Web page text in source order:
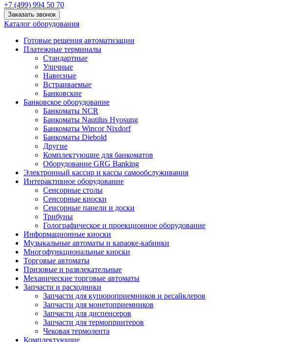
+7 (499) 994 50 70
Заказать звонок
Каталог оборудования
Готовые решения автоматизации
Платежные терминалы
Стандартные
Уличные
Навесные
Встраиваемые
Банковские
Банковское оборудование
Банкоматы NCR
Банкоматы Nautilus Hyosung
Банкоматы Wincor Nixdorf
Банкоматы Diebold
Другие
Комплектующие для банкоматов
Оборудование GRG Banking
Электронный кассир и кассы самообслуживания
Интерактивное оборудование
Сенсорные столы
Сенсорные киоски
Сенсорные панели и доски
Трибуны
Голографическое и проекционное оборудование
Информационные киоски
Музыкальные автоматы и караоке-кабинки
Многофункциональные киоски
Торговые автоматы
Призовые и развлекательные
Механические торговые автоматы
Запчасти и расходники
Запчасти для купюроприемников и ресайклеров
Запчасти для монетоприемников
Запчасти для диспенсеров
Запчасти для термопринтеров
Чековая термолента
Комплектующие